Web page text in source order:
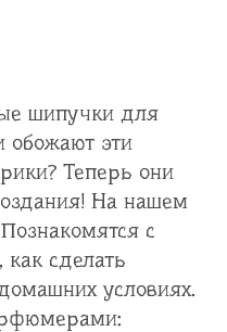
шипучки для
обожают эти
Теперь они
На нашем
с
сделать
условиях.